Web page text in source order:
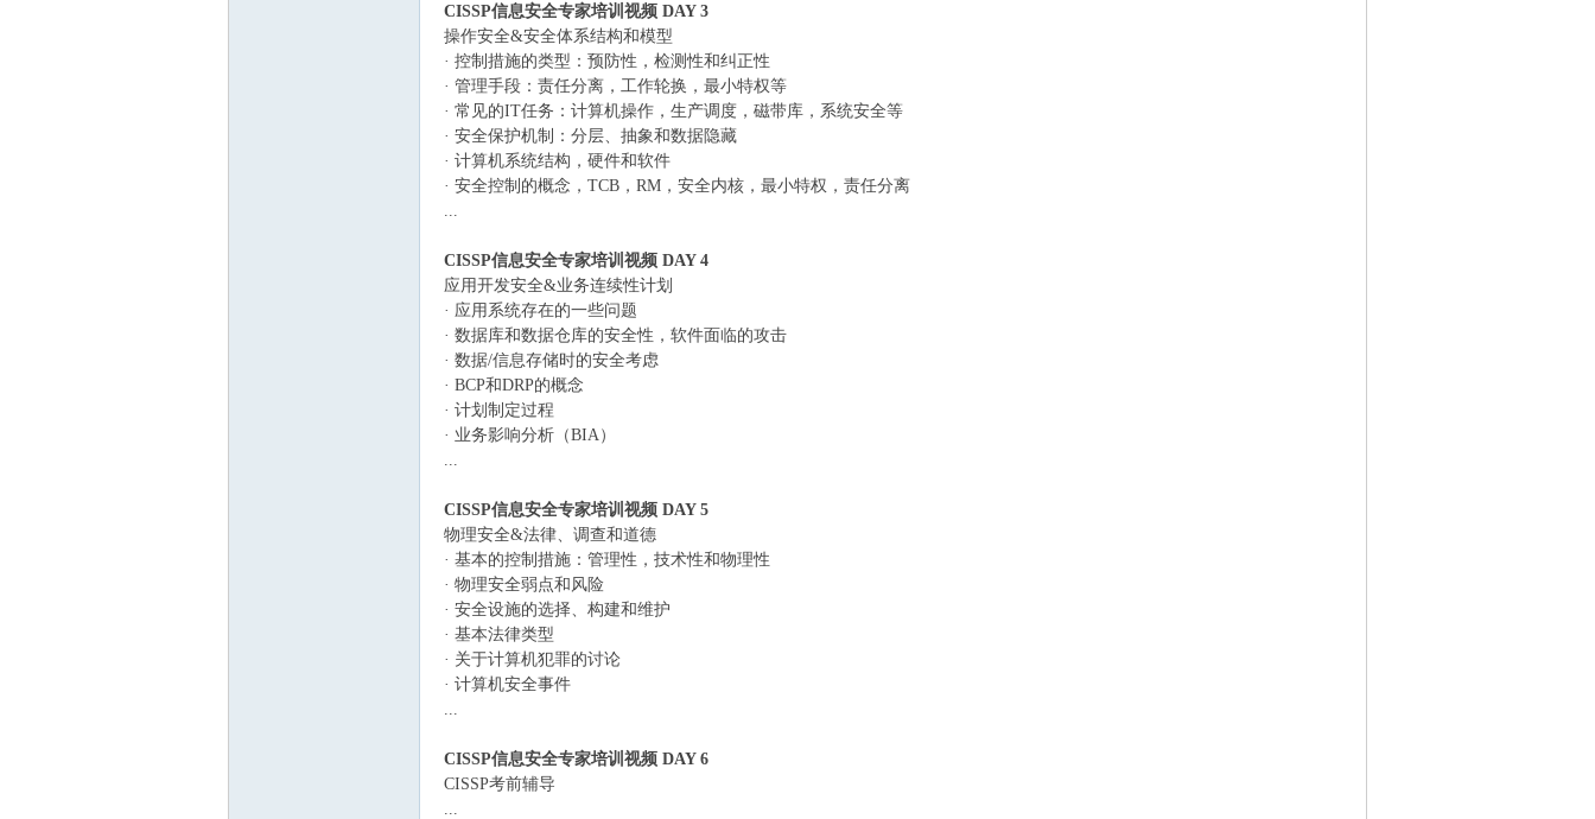
CISSP信息安全专家培训视频 DAY 3
操作安全&安全体系结构和模型
· 控制措施的类型：预防性，检测性和纠正性
· 管理手段：责任分离，工作轮换，最小特权等
· 常见的IT任务：计算机操作，生产调度，磁带库，系统安全等
· 安全保护机制：分层、抽象和数据隐藏
· 计算机系统结构，硬件和软件
· 安全控制的概念，TCB，RM，安全内核，最小特权，责任分离
...
CISSP信息安全专家培训视频 DAY 4
应用开发安全&业务连续性计划
· 应用系统存在的一些问题
· 数据库和数据仓库的安全性，软件面临的攻击
· 数据/信息存储时的安全考虑
· BCP和DRP的概念
· 计划制定过程
· 业务影响分析（BIA）
...
CISSP信息安全专家培训视频 DAY 5
物理安全&法律、调查和道德
· 基本的控制措施：管理性，技术性和物理性
· 物理安全弱点和风险
· 安全设施的选择、构建和维护
· 基本法律类型
· 关于计算机犯罪的讨论
· 计算机安全事件
...
CISSP信息安全专家培训视频 DAY 6
CISSP考前辅导
...